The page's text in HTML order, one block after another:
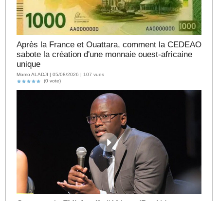
Après la France et Ouattara, comment la CEDEAO
sabote la création d'une monnaie ouest-africaine
unique
Momo ALADJI | 05/08/2026 | 107 vues
(0 vote)